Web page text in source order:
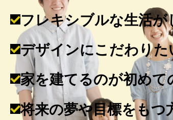
フレキシブルな生活が
デザインにこだわりた
家を建てるのが初めて
将来の夢や目標をもつ